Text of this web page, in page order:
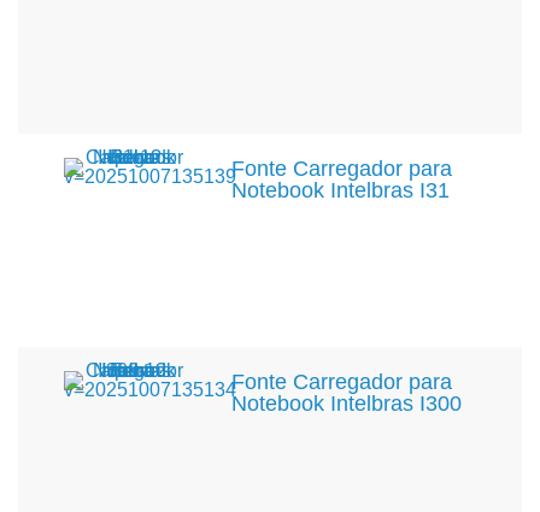
Fonte Carregador para
Notebook Intelbras I31
Fonte Carregador para
Notebook Intelbras I300